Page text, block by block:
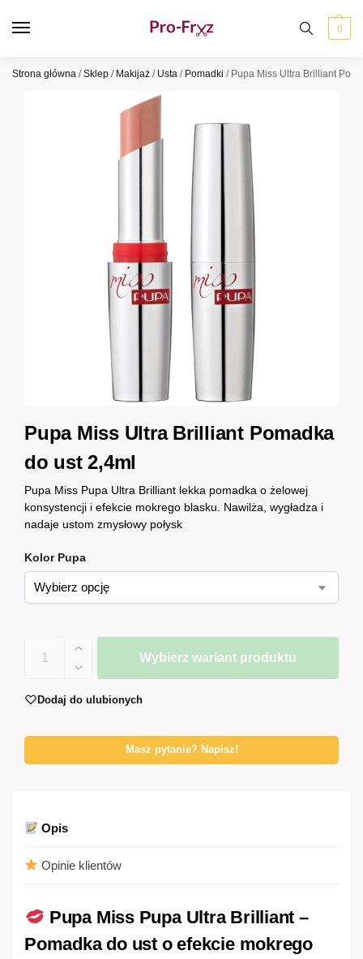
0
Strona główna /Sklep / Makijaż / Usta / Pomadki / Pupa Miss Ultra Brilliant
Pupa Miss Ultra Brilliant Pomadka
do ust 2,4ml
Pupa Miss Pupa Ultra Brilliant lekka pomadka o żelowej
konsystencji i efekcie mokrego blasku. Nawilża, wygładza i
nadaje ustom zmysłowy połysk
Kolor Pupa
Wybierz wariant produktu
Dodaj do ulubionych
Masz pytanie? Napisz!
Opis
Opinie klientów
Pupa Miss Pupa Ultra Brilliant –
Pomadka do ust o efekcie mokrego